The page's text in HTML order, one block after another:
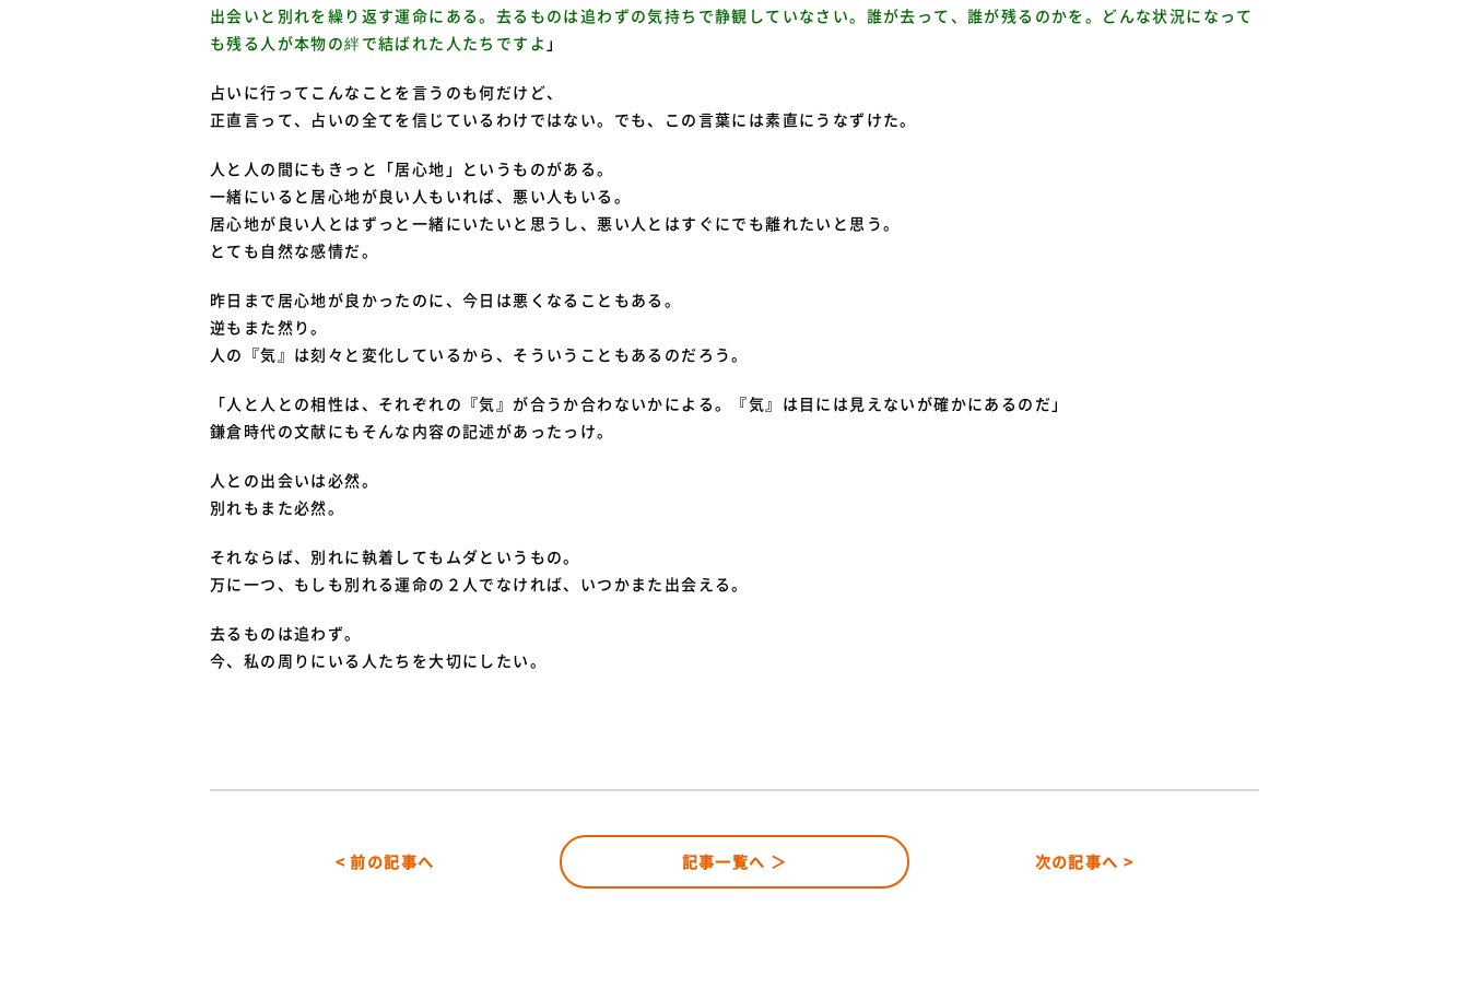
出会いと別れを繰り返す運命にある。去るものは追わずの気持ちで静観していなさい。誰が去って、誰が残るのかを。どんな状況になって
も残る人が本物の絆で結ばれた人たちですよ 」
占いに行ってこんなことを言うのも何だけど、
正直言って、占いの全てを信じているわけではない。でも、この言葉には素直にうなずけた。
人と人の間にもきっと「居心地」というものがある。
一緒にいると居心地が良い人もいれば、悪い人もいる。
居心地が良い人とはずっと一緒にいたいと思うし、悪い人とはすぐにでも離れたいと思う。
とても自然な感情だ。
昨日まで居心地が良かったのに、今日は悪くなることもある。
逆もまた然り。
人の『気』は刻々と変化しているから、そういうこともあるのだろう。
「人と人との相性は、それぞれの『気』が合うか合わないかによる。『気』は目には見えないが確かにあるのだ」
鎌倉時代の文献にもそんな内容の記述があったっけ。
人との出会いは必然。
別れもまた必然。
それならば、別れに執着してもムダというもの。
万に一つ、もしも別れる運命の２人でなければ、いつかまた出会える。
去るものは追わず。
今、私の周りにいる人たちを大切にしたい。
< 前の記事へ 記事一覧へ ＞ 次の記事へ >